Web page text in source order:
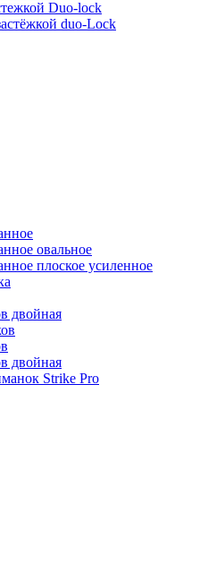
Duo-lock
duo-Lock
овальное
плоское усиленное
двойная
двойная
Strike Pro